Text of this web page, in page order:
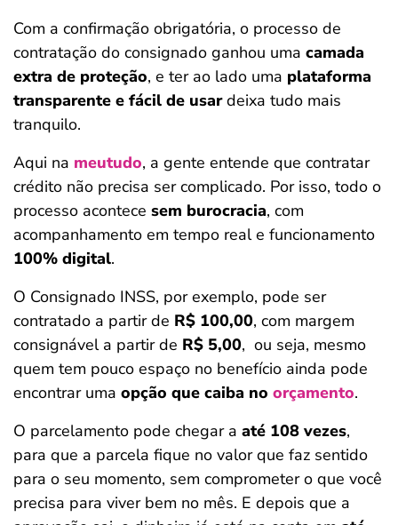
Com a confirmação obrigatória, o processo de
contratação do consignado ganhou uma camada
extra de proteção, e ter ao lado uma plataforma
transparente e fácil de usardeixa tudo mais
tranquilo.
Aqui na meutudo, a gente entende que contratar
crédito não precisa ser complicado. Por isso, todo o
processo acontece sem burocracia, com
acompanhamento em tempo real e funcionamento
100% digital.
O Consignado INSS, por exemplo, pode ser
contratado a partir de R$ 100,00, com margem
consignável a partir de R$ 5,00, ou seja, mesmo
quem tem pouco espaço no benefício ainda pode
encontrar uma opção que caiba no orçamento.
O parcelamento pode chegar a até 108 vezes,
para que a parcela fique no valor que faz sentido
para o seu momento, sem comprometer o que você
precisa para viver bem no mês. E depois que a